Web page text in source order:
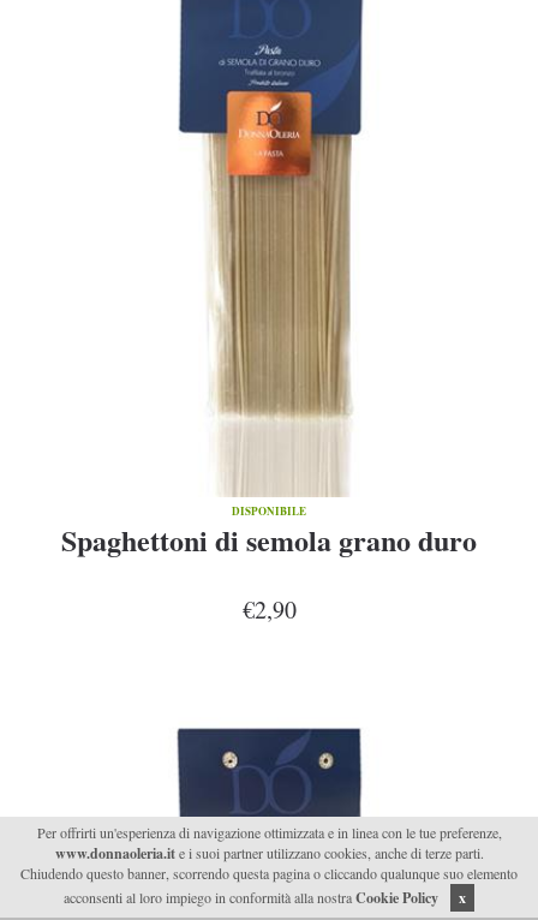
DISPONIBILE
Spaghettoni di semola grano duro
€2,90
Per offrirti un'esperienza di navigazione ottimizzata e in linea con le tue preferenze,
www.donnaoleria.ite i suoi partner utilizzano cookies, anche di terze parti.
Chiudendo questo banner, scorrendo questa pagina o cliccando qualunque suo elemento
acconsenti al loro impiego in conformità alla nostraCookie Policy